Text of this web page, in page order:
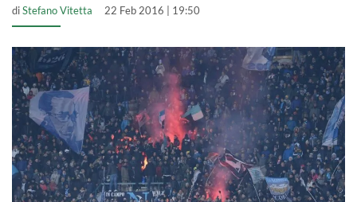
diStefano Vitetta 22 Feb 2016 | 19:50